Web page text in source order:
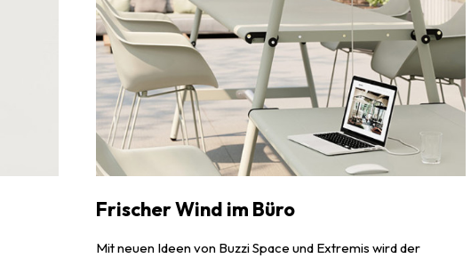
Frischer Wind im Büro
Mit neuen Ideen von Buzzi Space und Extremis wird der